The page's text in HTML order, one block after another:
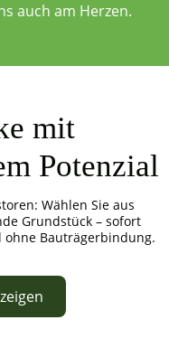
auch am Herzen.
mit
Potenzial
Wählen Sie aus
Grundstück – sofort
Bauträgerbindung.